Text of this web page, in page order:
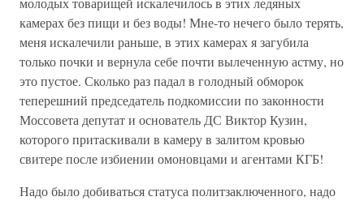
камерах без пищи и без воды! Мне-то нечего было терять,
меня искалечили раньше, в этих камерах я загубила
только почки и вернула себе почти вылеченную астму, но
это пустое. Сколько раз падал в голодный обморок
теперешний председатель подкомиссии по законности
Моссовета депутат и основатель ДС Виктор Кузин,
которого притаскивали в камеру в залитом кровью
свитере после избиении омоновцами и агентами КГБ!
Надо было добиваться статуса политзаключенного, надо